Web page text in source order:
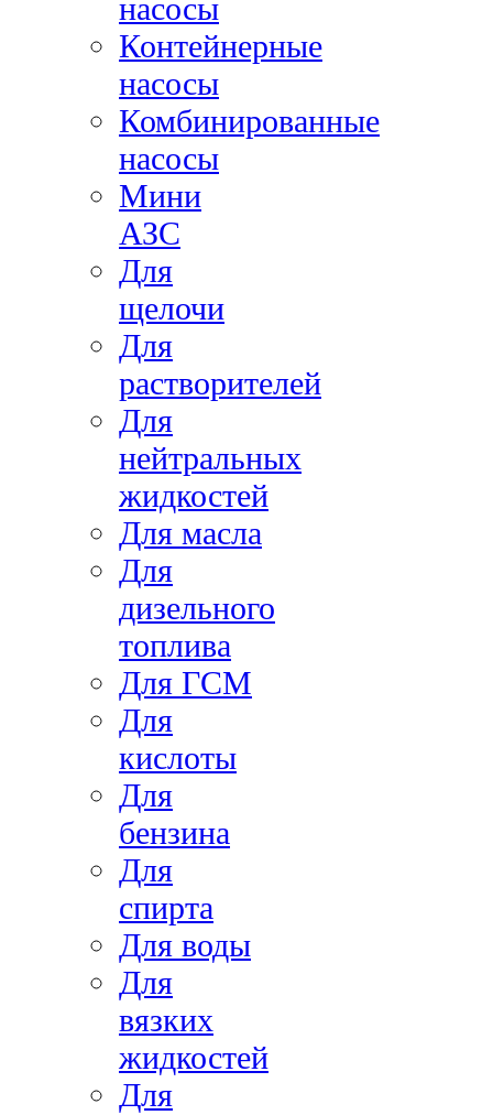
насосы
Контейнерные
насосы
Комбинированные
насосы
Мини
АЗС
Для
щелочи
Для
растворителей
Для
нейтральных
жидкостей
Для масла
Для
дизельного
топлива
Для ГСМ
Для
кислоты
Для
бензина
Для
спирта
Для воды
Для
вязких
жидкостей
Для